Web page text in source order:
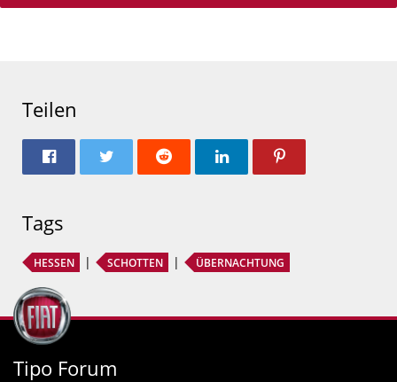
Teilen
Tags
HESSEN SCHOTTEN ÜBERNACHTUNG
Tipo Forum